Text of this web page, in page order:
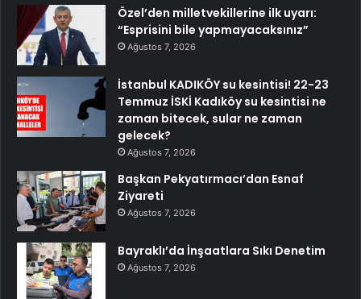
Özel’den milletvekillerine ilk uyarı:
“Esprisini bile yapmayacaksınız”
Ağustos 7, 2026
İstanbul KADIKÖY su kesintisi! 22-23
Temmuz İSKİ Kadıköy su kesintisi ne
zaman bitecek, sular ne zaman
gelecek?
Ağustos 7, 2026
Başkan Pekyatırmacı’dan Esnaf
Ziyareti
Ağustos 7, 2026
Bayraklı’da İnşaatlara Sıkı Denetim
Ağustos 7, 2026